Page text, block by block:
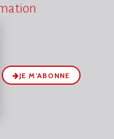
JE M’ABONNE